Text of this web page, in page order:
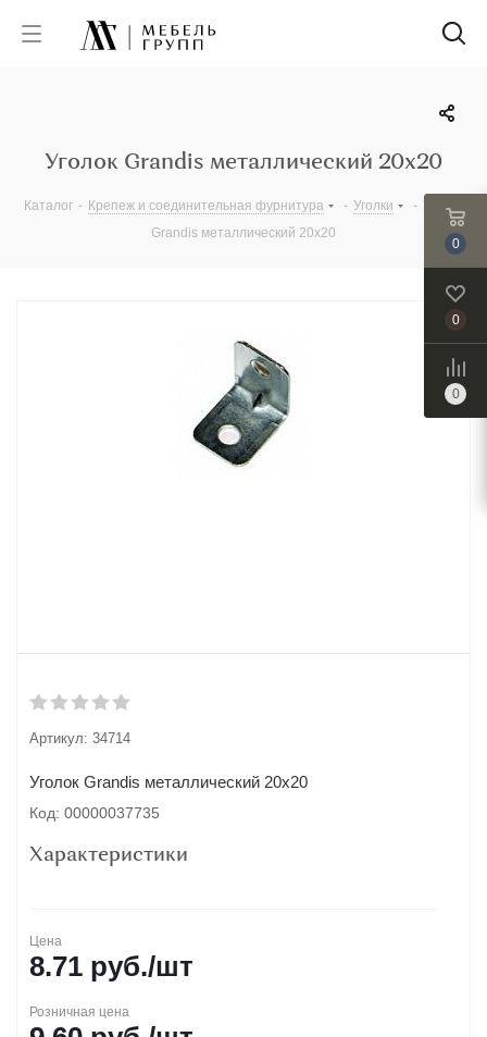
Уголок Grandis металлический 20х20
Каталог - Крепеж и соединительная фурнитура - Уголки - Уголок
Grandis металлический 20х20
Артикул: 34714
Уголок Grandis металлический 20х20
Код: 00000037735
Характеристики
Цена
8.71 руб./шт
Розничная цена
0
0
0